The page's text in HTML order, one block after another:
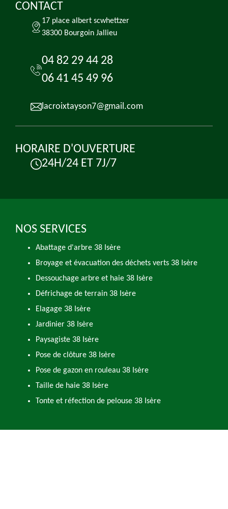
CONTACT
17 place albert scwhettzer
38300 Bourgoin Jallieu
04 82 29 44 28
06 41 45 49 96
lacroixtayson7@gmail.com
HORAIRE D'OUVERTURE
24H/24 ET 7J/7
NOS SERVICES
Abattage d'arbre 38 Isère
Broyage et évacuation des déchets verts 38 Isère
Dessouchage arbre et haie 38 Isère
Défrichage de terrain 38 Isère
Elagage 38 Isère
Jardinier 38 Isère
Paysagiste 38 Isère
Pose de clôture 38 Isère
Pose de gazon en rouleau 38 Isère
Taille de haie 38 Isère
Tonte et réfection de pelouse 38 Isère